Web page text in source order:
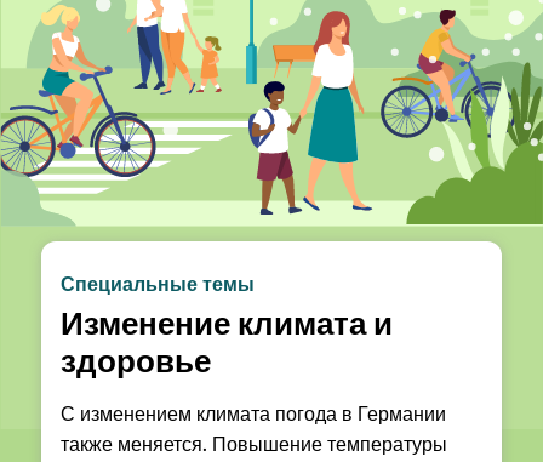
Специальные темы
Изменение климата и
здоровье
С изменением климата погода в Германии
также меняется. Повышение температуры